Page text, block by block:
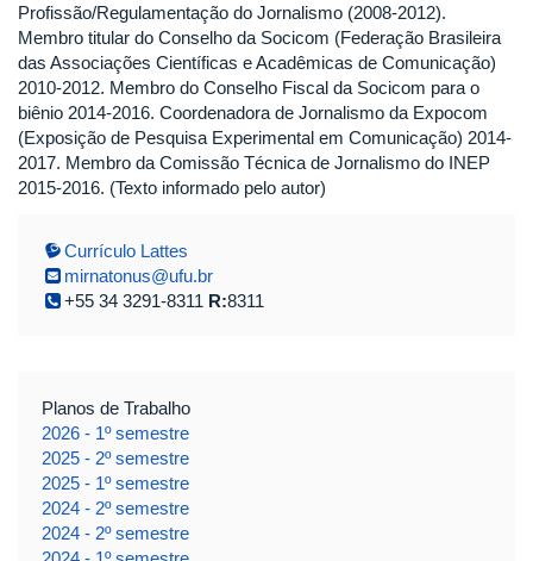
Profissão/Regulamentação do Jornalismo (2008-2012).
Membro titular do Conselho da Socicom (Federação Brasileira
das Associações Científicas e Acadêmicas de Comunicação)
2010-2012. Membro do Conselho Fiscal da Socicom para o
biênio 2014-2016. Coordenadora de Jornalismo da Expocom
(Exposição de Pesquisa Experimental em Comunicação) 2014-
2017. Membro da Comissão Técnica de Jornalismo do INEP
2015-2016. (Texto informado pelo autor)
Currículo Lattes
mirnatonus@ufu.br
+55 34 3291-8311 R:8311
Planos de Trabalho
2026 - 1º semestre
2025 - 2º semestre
2025 - 1º semestre
2024 - 2º semestre
2024 - 2º semestre